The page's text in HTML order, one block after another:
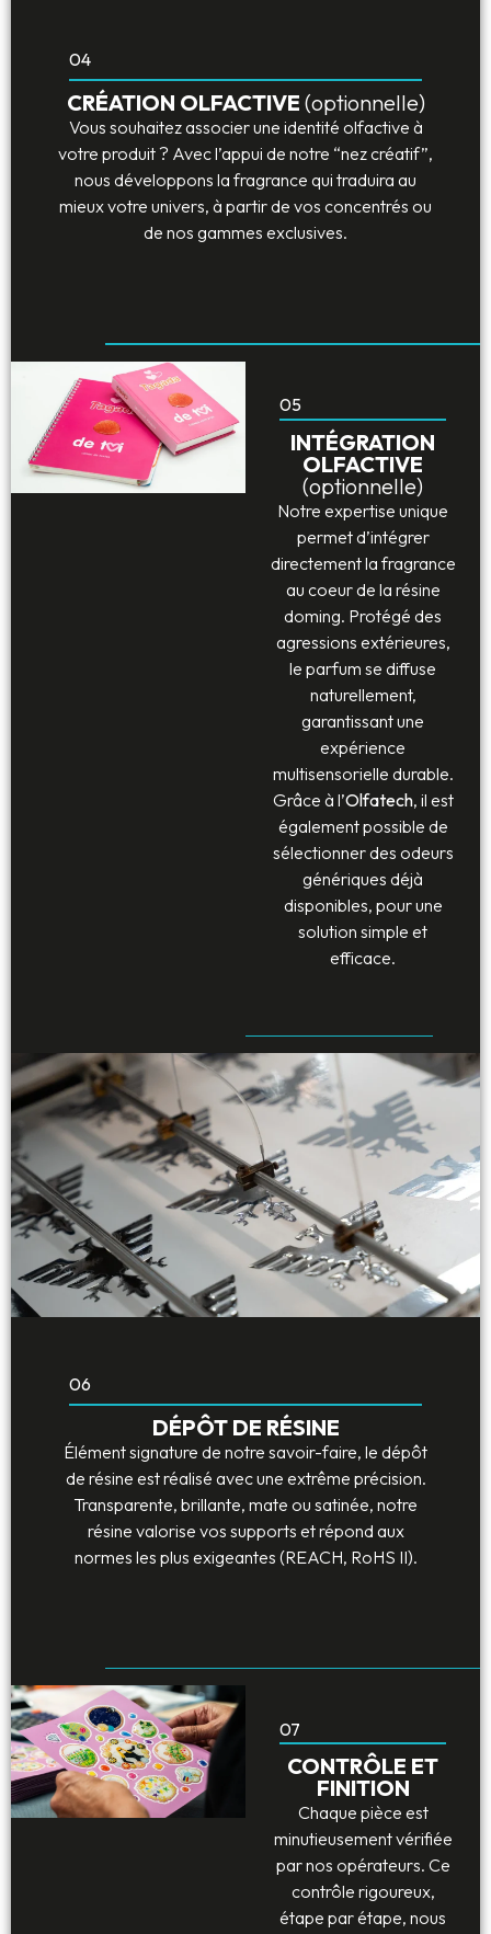
04
CRÉATION OLFACTIVE (optionnelle)
Vous souhaitez associer une identité olfactive à
votre produit ? Avec l’appui de notre “nez créatif”,
nous développons la fragrance qui traduira au
mieux votre univers, à partir de vos concentrés ou
de nos gammes exclusives.
05
INTÉGRATION
OLFACTIVE
(optionnelle)
Notre expertise unique
permet d’intégrer
directement la fragrance
au coeur de la résine
doming. Protégé des
agressions extérieures,
le parfum se diffuse
naturellement,
garantissant une
expérience
multisensorielle durable.
Grâce à l’Olfatech, il est
également possible de
sélectionner des odeurs
génériques déjà
disponibles, pour une
solution simple et
efficace.
06
DÉPÔT DE RÉSINE
Élément signature de notre savoir-faire, le dépôt
de résine est réalisé avec une extrême précision.
Transparente, brillante, mate ou satinée, notre
résine valorise vos supports et répond aux
normes les plus exigeantes (REACH, RoHS II).
07
CONTRÔLE ET
FINITION
Chaque pièce est
minutieusement vérifiée
par nos opérateurs. Ce
contrôle rigoureux,
étape par étape, nous